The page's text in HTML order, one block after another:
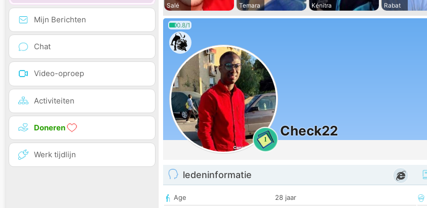
Mijn Berichten
Chat
Video-oproep
Activiteiten
Doneren
Werk tijdlijn
Salé
Temara
Kénitra
Rabat
0.8/1
1
Check22
ledeninformatie
Age
28 jaar